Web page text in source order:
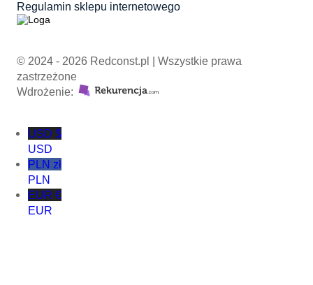
Regulamin sklepu internetowego
© 2024 - 2026 Redconst.pl | Wszystkie prawa
zastrzeżone
Wdrożenie:
USD $
USD
PLN zł
PLN
EUR €
EUR